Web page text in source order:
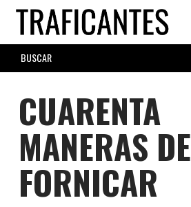
Skip
main
content
SEARCH
FORM
CUARENTA
MANERAS DE
FORNICAR